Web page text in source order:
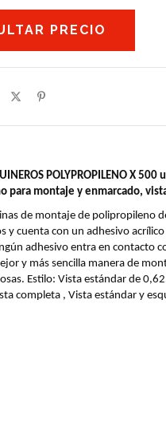
POLYPROPILENO X
para montaje y enmarcado,
de montaje de polipropileno
y cuenta con un adhesivo
adhesivo entra en contacto
y más sencilla manera de
Estilo: Vista estándar de
completa , Vista estándar y